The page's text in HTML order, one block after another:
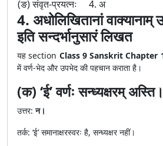
(ङ) संवृत-प्रयत्नः 4. अ
4. अधोलिखितानां वाक्यानाम्
इति सन्दर्भानुसारं लिखत
यह section Class 9 Sanskrit
में वर्ण-भेद और उपभेद की पहचान कराता है।
(क) ‘ई’ वर्णः सन्ध्यक्षरम्
उत्तर:न।
तर्क: ‘ई’ समानाक्षरस्वरः है, सन्ध्यक्षर नहीं।